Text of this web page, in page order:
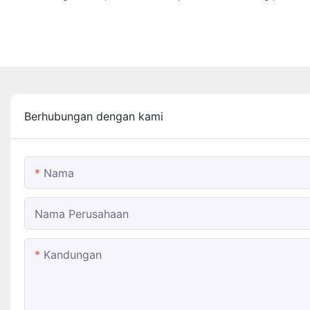
Berhubungan dengan kami
Nama
Nama Perusahaan
Kandungan